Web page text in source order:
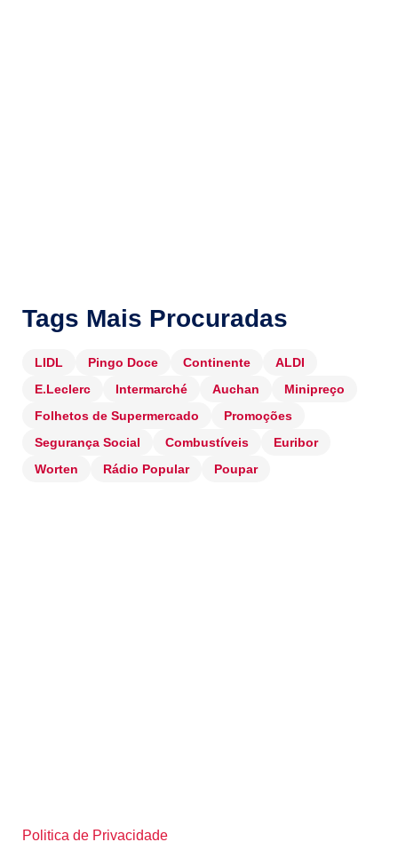
Tags Mais Procuradas
LIDL Pingo Doce Continente
ALDI
E.Leclerc
Intermarché Auchan
Minipreço
Folhetos de Supermercado
Promoções
Segurança Social
Combustíveis
Euribor
Worten
Rádio Popular Poupar
Politica de Privacidade